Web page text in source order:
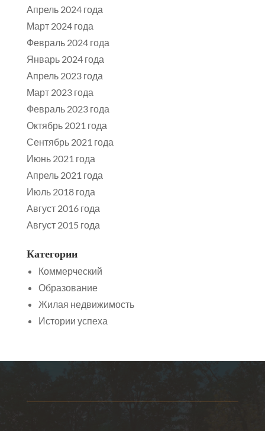
Апрель 2024 года
Март 2024 года
Февраль 2024 года
Январь 2024 года
Апрель 2023 года
Март 2023 года
Февраль 2023 года
Октябрь 2021 года
Сентябрь 2021 года
Июнь 2021 года
Апрель 2021 года
Июль 2018 года
Август 2016 года
Август 2015 года
Категории
Коммерческий
Образование
Жилая недвижимость
Истории успеха